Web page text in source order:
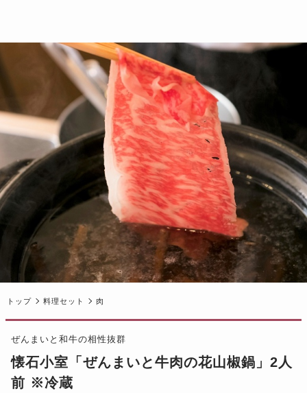
トップ 料理セット 肉
ぜんまいと和牛の相性抜群
懐石小室「ぜんまいと牛肉の花山椒鍋」2人
前 ※冷蔵